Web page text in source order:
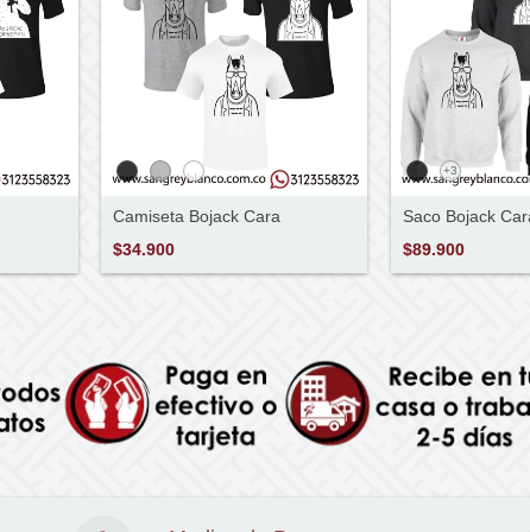
Camiseta Bojack Cara
$34.900
+3
Saco Bojack
$89.900